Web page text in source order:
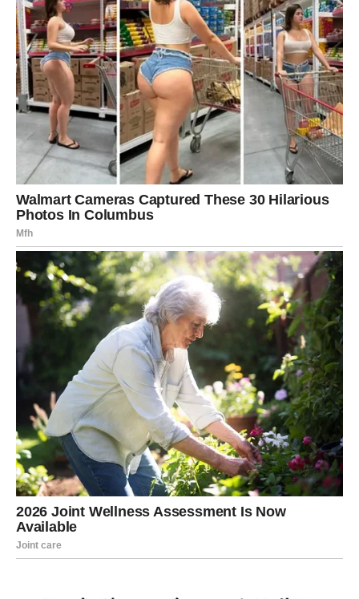
Ako to ne dobijete – povlačite se.
I ono što je najvažnije – ovoga puta se ne vraćate na
staro.
Blizanci često znaju da oproste i da pokušaju ponovo. Ali
kada se umore mentalno – to je kraj.
I sada ste mentalno umorni od igrica.
POSAO – DOSTA JE
DOKAZIVANJA
Ova odluka može se ticati i profesionalnog segmenta.
Možda ste u poslednje vreme osećali da stalno morate da
objašnjavate svoje ideje. Da dokazujete svoju vrednost.
Da radite više kako bi vas neko primetio.
Ali Blizanci ne ostaju tamo gde se guši njihova
kreativnost i komunikacija.
Sada počinjete da razmišljate o promeni:
novom projektu,